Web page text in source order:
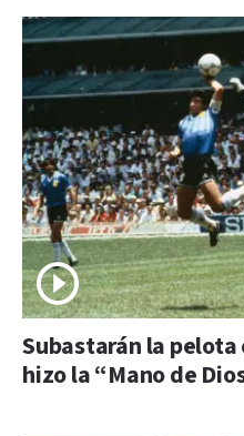
Subastarán la pelota
hizo la “Mano de